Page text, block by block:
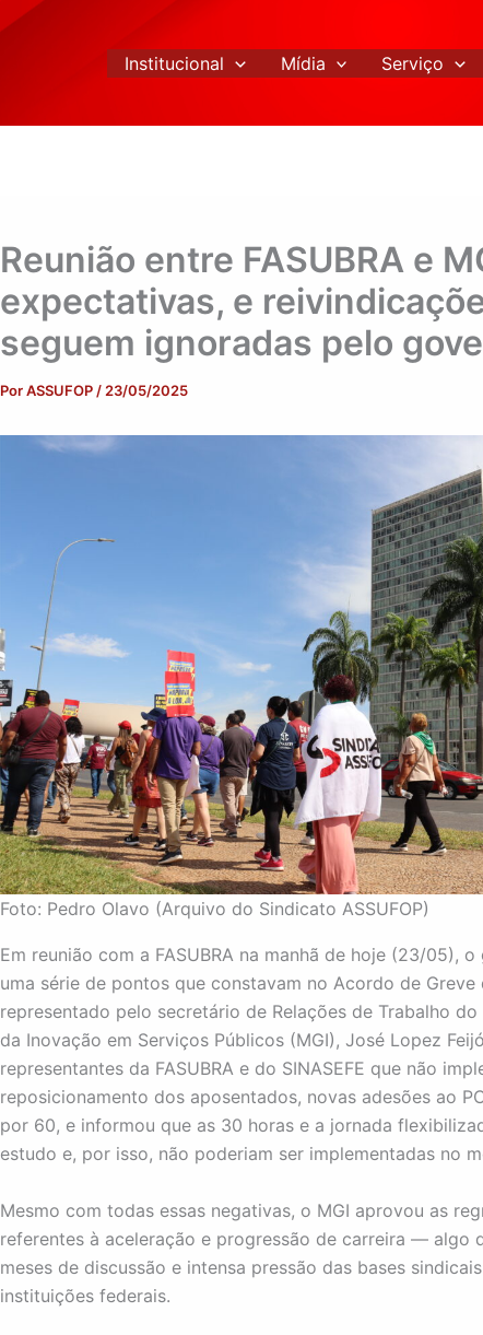
Institucional Mídia Serviço
Reunião entre FASUBRA e
expectativas, e
seguem ignoradas pelo
PorASSUFOP / 23/05/2025
Foto: Pedro Olavo (Arquivo do Sindicato ASSUFOP)
Em reunião com a FASUBRA na manhã de hoje (23/05),
uma série de pontos que constavam no Acordo de Greve
representado pelo secretário de Relações de Trabalho
da Inovação em Serviços Públicos (MGI), José Lopez
representantes da FASUBRA e do SINASEFE que não
reposicionamento dos aposentados, novas adesões ao
por 60, e informou que as 30 horas e a jornada
estudo e, por isso, não poderiam ser implementadas no
Mesmo com todas essas negativas, o MGI aprovou as
referentes à aceleração e progressão de carreira — algo
meses de discussão e intensa pressão das bases
instituições federais.